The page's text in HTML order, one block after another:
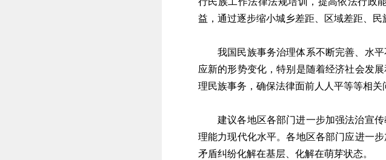
益，通过逐步缩小城乡差距、区域差距、民
我国民族事务治理体系不断完善、水
应新的形势变化，特别是随着经济社会发
理民族事务，确保法律面前人人平等等相关
建议各地区各部门进一步加强法治宣
理能力现代化水平。各地区各部门应进一
矛盾纠纷化解在基层、化解在萌芽状态。